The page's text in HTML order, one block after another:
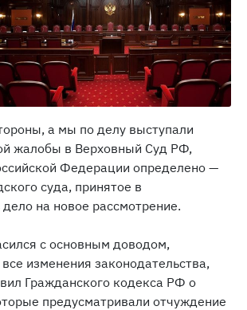
а мы по делу выступали
жалобы в Верховный Суд РФ,
Федерации определено —
суда, принятое в
на новое рассмотрение.
с основным доводом,
изменения законодательства,
Гражданского кодекса РФ о
предусматривали отчуждение